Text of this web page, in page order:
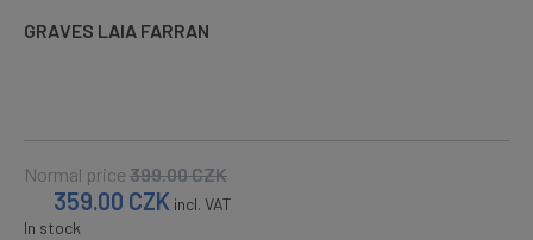
GRAVES LAIA FARRAN
Normal price 399.00CZK
359.00 CZK incl. VAT
In stock